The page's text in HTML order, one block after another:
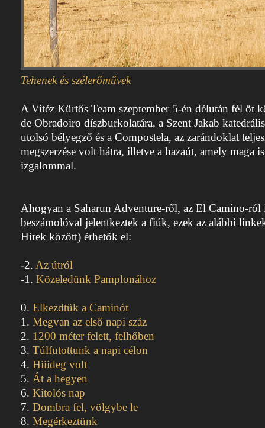
Tehenek és szélerőművek
A Vitéz Kürtős Team szeptember 5-én délután fél öt
de Obradoiro díszburkolatára, a Szent Jakab
utolsó bélyegző és a Compostela, az zarándoklat
megszerzése volt hátra, illetve a hazaút, amely maga
izgalommal.
Ahogyan a Saharun Adventure-ről, az El Camino-ról
beszámolóval jelentkeztek a fiúk, ezek az alábbi
Hírek között) érhetők el:
-2. Az útról
-1. Közeledünk Pamplonához
0. Elkezdtük a Caminót
1. Megvan az első napi száz
2. 1200 méter felett, felhőben
3. Túlfutottunk a napi célon
4. Hiiideg volt
5. Át a hegyen
6. Kitolós nap
7. Dombra fel, völgybe le
8. Megérkeztünk